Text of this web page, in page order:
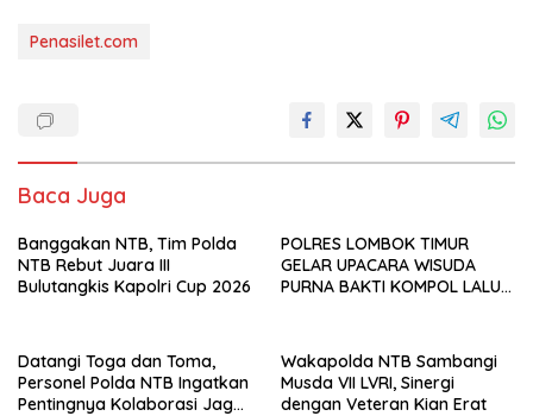
Penasilet.com
Baca Juga
Banggakan NTB, Tim Polda
NTB Rebut Juara III
Bulutangkis Kapolri Cup 2026
POLRES LOMBOK TIMUR
GELAR UPACARA WISUDA
PURNA BAKTI KOMPOL LALU
Datangi Toga dan Toma,
Personel Polda NTB Ingatkan
Pentingnya Kolaborasi Jaga
Wakapolda NTB Sambangi
Musda VII LVRI, Sinergi
dengan Veteran Kian Erat